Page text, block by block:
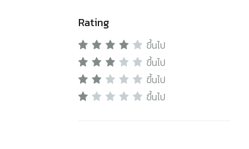
Rating
ขึ้นไป
ขึ้นไป
ขึ้นไป
ขึ้นไป